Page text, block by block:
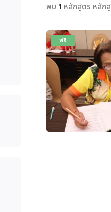
พบ 1 หลักสูตร หลัก
ฟรี